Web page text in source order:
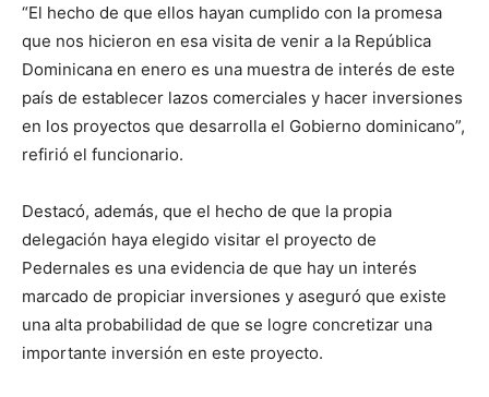
“El hecho de que ellos hayan cumplido con la promesa
que nos hicieron en esa visita de venir a la República
Dominicana en enero es una muestra de interés de este
país de establecer lazos comerciales y hacer inversiones
en los proyectos que desarrolla el Gobierno dominicano”,
refirió el funcionario.
Destacó, además, que el hecho de que la propia
delegación haya elegido visitar el proyecto de
Pedernales es una evidencia de que hay un interés
marcado de propiciar inversiones y aseguró que existe
una alta probabilidad de que se logre concretizar una
importante inversión en este proyecto.